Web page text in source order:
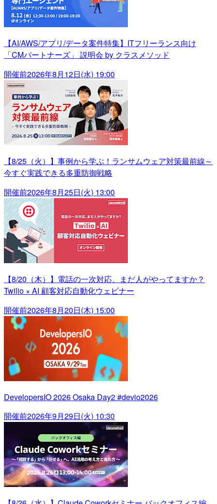
【AI/AWS/アプリ/データ案件特集】ITフリーランス向け
「CMパートナーズ」 説明会 by クラスメソッド
開催前2026年8月12日(水) 19:00
【8/25（火）】事例から学ぶ！ランサムウェア対策最前線～
今すぐ実践できる多重防御戦略
開催前2026年8月25日(火) 13:00
【8/20（木）】電話の一次対応、まだ人がやってますか？
Twilio × AI 顧客対応自動化ウェビナー
開催前2026年8月20日(木) 15:00
DevelopersIO 2026 Osaka Day2 #devio2026
開催前2026年9月29日(火) 10:30